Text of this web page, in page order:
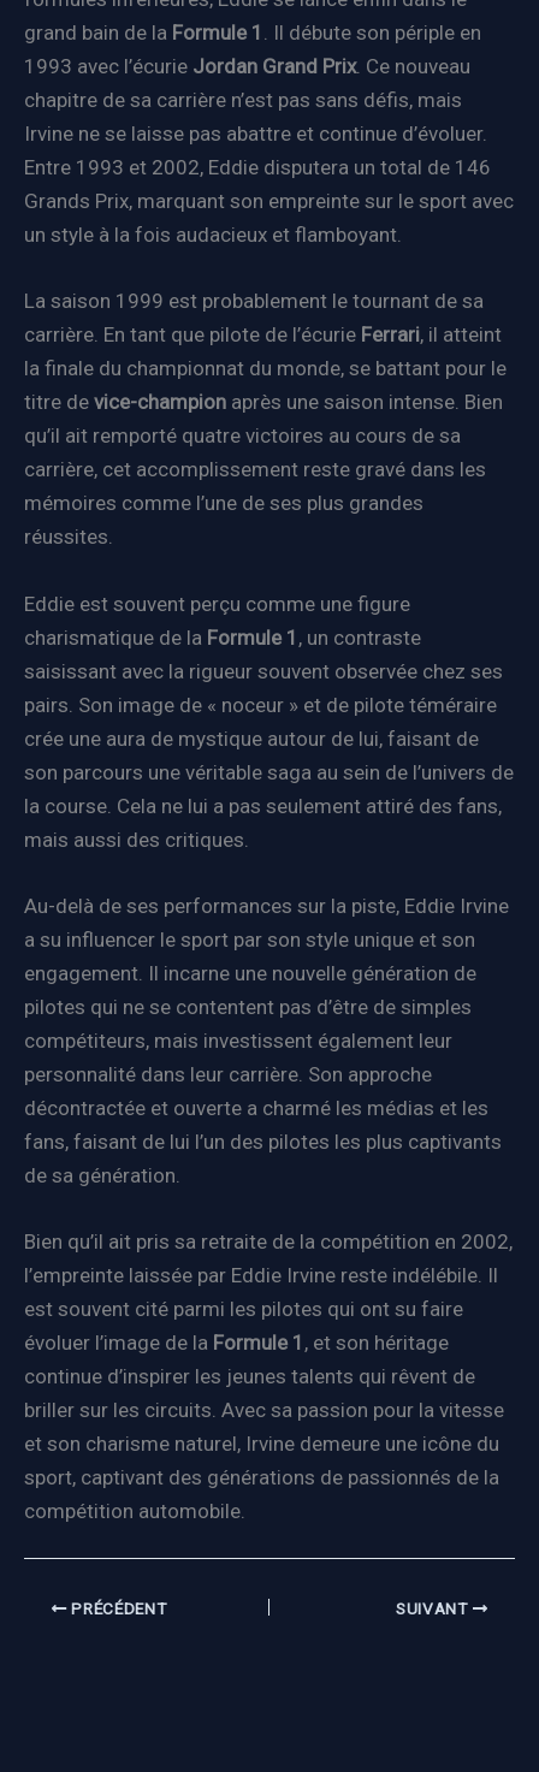
grand bain de la Formule 1 . Il débute son périple en
1993 avec l’écurie Jordan Grand Prix. Ce nouveau
chapitre de sa carrière n’est pas sans défis, mais
Irvine ne se laisse pas abattre et continue d’évoluer.
Entre 1993 et 2002, Eddie disputera un total de 146
Grands Prix, marquant son empreinte sur le sport avec
un style à la fois audacieux et flamboyant.
La saison 1999 est probablement le tournant de sa
carrière. En tant que pilote de l’écurie Ferrari, il atteint
la finale du championnat du monde, se battant pour le
titre de vice-champion après une saison intense. Bien
qu’il ait remporté quatre victoires au cours de sa
carrière, cet accomplissement reste gravé dans les
mémoires comme l’une de ses plus grandes
réussites.
Eddie est souvent perçu comme une figure
charismatique de la Formule 1 , un contraste
saisissant avec la rigueur souvent observée chez ses
pairs. Son image de « noceur » et de pilote téméraire
crée une aura de mystique autour de lui, faisant de
son parcours une véritable saga au sein de l’univers de
la course. Cela ne lui a pas seulement attiré des fans,
mais aussi des critiques.
Au-delà de ses performances sur la piste, Eddie Irvine
a su influencer le sport par son style unique et son
engagement. Il incarne une nouvelle génération de
pilotes qui ne se contentent pas d’être de simples
compétiteurs, mais investissent également leur
personnalité dans leur carrière. Son approche
décontractée et ouverte a charmé les médias et les
fans, faisant de lui l’un des pilotes les plus captivants
de sa génération.
Bien qu’il ait pris sa retraite de la compétition en 2002,
l’empreinte laissée par Eddie Irvine reste indélébile. Il
est souvent cité parmi les pilotes qui ont su faire
évoluer l’image de la Formule 1 , et son héritage
continue d’inspirer les jeunes talents qui rêvent de
briller sur les circuits. Avec sa passion pour la vitesse
et son charisme naturel, Irvine demeure une icône du
sport, captivant des générations de passionnés de la
compétition automobile.
PRÉCÉDENT SUIVANT